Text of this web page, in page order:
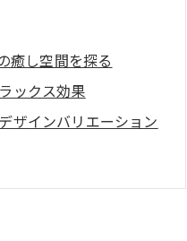
癒し空間を探る
ックス効果
ザインバリエーション